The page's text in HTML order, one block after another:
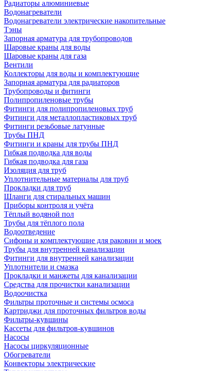
Радиаторы алюминиевые
Водонагреватели
Водонагреватели электрические накопительные
Тэны
Запорная арматура для трубопроводов
Шаровые краны для воды
Шаровые краны для газа
Вентили
Коллекторы для воды и комплектующие
Запорная арматура для радиаторов
Трубопроводы и фитинги
Полипропиленовые трубы
Фитинги для полипропиленовых труб
Фитинги для металлопластиковых труб
Фитинги резьбовые латунные
Трубы ПНД
Фитинги и краны для трубы ПНД
Гибкая подводка для воды
Гибкая подводка для газа
Изоляция для труб
Уплотнительные материалы для труб
Прокладки для труб
Шланги для стиральных машин
Приборы контроля и учёта
Тёплый водяной пол
Трубы для тёплого пола
Водоотведение
Сифоны и комплектующие для раковин и моек
Трубы для внутренней канализации
Фитинги для внутренней канализации
Уплотнители и смазка
Прокладки и манжеты для канализации
Средства для прочистки канализации
Водоочистка
Фильтры проточные и системы осмоса
Картриджи для проточных фильтров воды
Фильтры-кувшины
Кассеты для фильтров-кувшинов
Насосы
Насосы циркуляционные
Обогреватели
Конвекторы электрические